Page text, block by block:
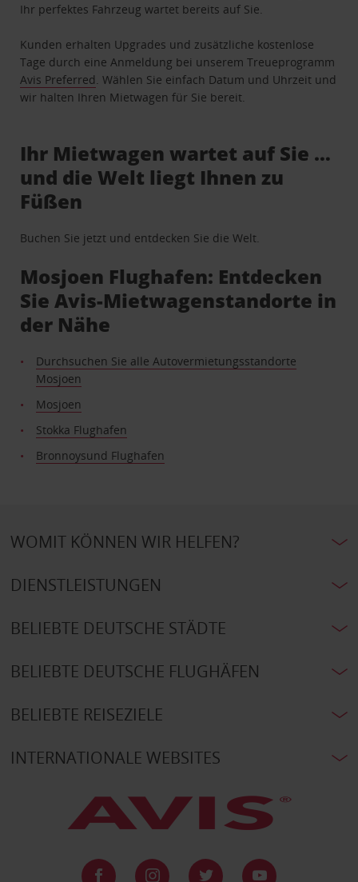
Ihr perfektes Fahrzeug wartet bereits auf Sie.
Kunden erhalten Upgrades und zusätzliche kostenlose
Tage durch eine Anmeldung bei unserem Treueprogramm
Avis Preferred . Wählen Sie einfach Datum und Uhrzeit und
wir halten Ihren Mietwagen für Sie bereit.
Ihr Mietwagen wartet auf Sie …
und die Welt liegt Ihnen zu
Füßen
Buchen Sie jetzt und entdecken Sie die Welt.
Mosjoen Flughafen: Entdecken
Sie Avis-Mietwagenstandorte in
der Nähe
Durchsuchen Sie alle Autovermietungsstandorte
Mosjoen
Mosjoen
Stokka Flughafen
Bronnoysund Flughafen
WOMIT KÖNNEN WIR HELFEN?
DIENSTLEISTUNGEN
BELIEBTE DEUTSCHE STÄDTE
BELIEBTE DEUTSCHE FLUGHÄFEN
BELIEBTE REISEZIELE
INTERNATIONALE WEBSITES